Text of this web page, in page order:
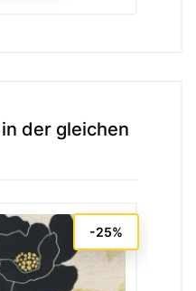
der gleichen
-25%